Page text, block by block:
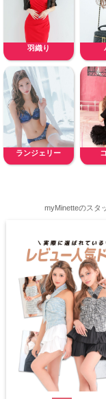
羽織り
ランジェリー
myMinetteのスタ